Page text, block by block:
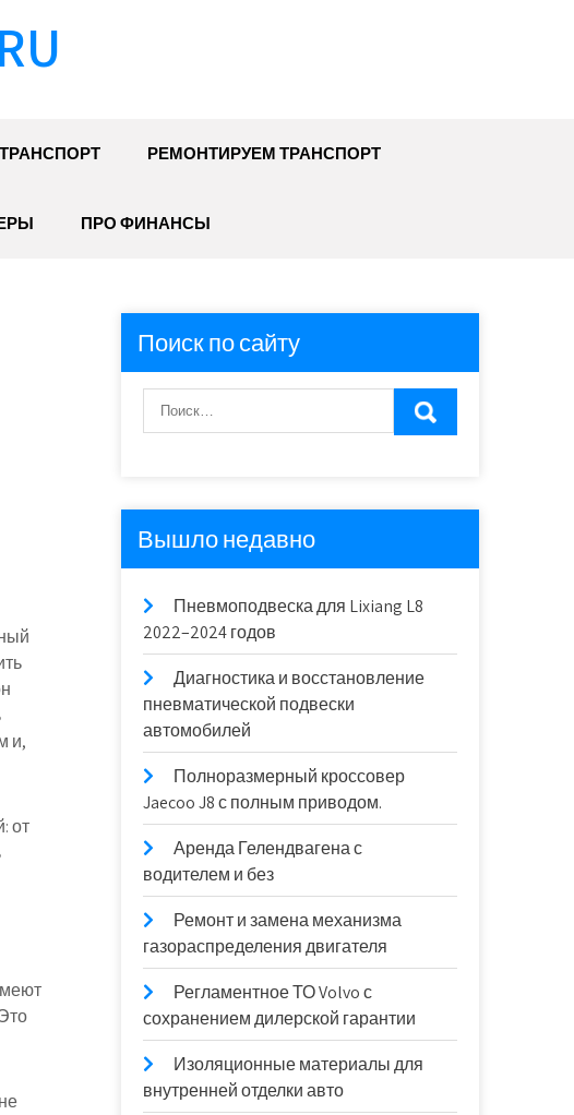
РЕМОНТИРУЕМ ТРАНСПОРТ
ПРО ФИНАНСЫ
и,
от
Поиск по сайту
Вышло недавно
Пневмоподвеска для Lixiang L8
2022–2024 годов
Диагностика и восстановление
пневматической подвески
автомобилей
Полноразмерный кроссовер
Jaecoo J8 с полным приводом.
Аренда Гелендвагена с
водителем и без
Ремонт и замена механизма
газораспределения двигателя
Регламентное ТО Volvo с
сохранением дилерской гарантии
Изоляционные материалы для
внутренней отделки авто